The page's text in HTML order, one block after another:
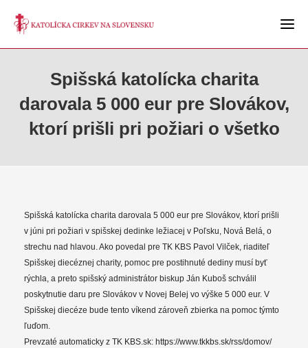
Spišská katolícka charita
darovala 5 000 eur pre Slovákov,
ktorí prišli pri požiari o všetko
Spišská katolícka charita darovala 5 000 eur pre Slovákov, ktorí prišli
v júni pri požiari v spišskej dedinke ležiacej v Poľsku, Nová Belá, o
strechu nad hlavou. Ako povedal pre TK KBS Pavol Vilček, riaditeľ
Spišskej diecéznej charity, pomoc pre postihnuté dediny musí byť
rýchla, a preto spišský administrátor biskup Ján Kuboš schválil
poskytnutie daru pre Slovákov v Novej Belej vo výške 5 000 eur. V
Spišskej diecéze bude tento víkend zároveň zbierka na pomoc týmto
ľuďom.
Prevzaté automaticky z TK KBS.sk: https://www.tkkbs.sk/rss/domov/